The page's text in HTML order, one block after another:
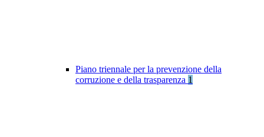
Piano triennale per la prevenzione della
corruzione e della trasparenza 1